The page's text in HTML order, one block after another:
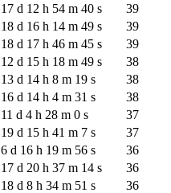
17 d 12 h 54 m 40 s
39
18 d 16 h 14 m 49 s
39
18 d 17 h 46 m 45 s
39
12 d 15 h 18 m 49 s
38
13 d 14 h 8 m 19 s
38
16 d 14 h 4 m 31 s
38
11 d 4 h 28 m 0 s
37
19 d 15 h 41 m 7 s
37
6 d 16 h 19 m 56 s
36
17 d 20 h 37 m 14 s
36
18 d 8 h 34 m 51 s
36